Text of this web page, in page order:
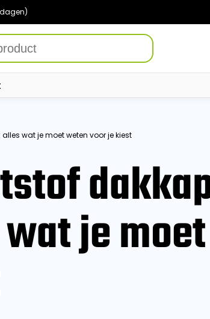
wat je moet weten voor je kiest
je